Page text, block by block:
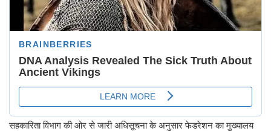
सहकारिता विभाग की ओर से जारी अधिसूचना के अनुसार फेडरेशन का मुख्यालय